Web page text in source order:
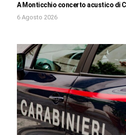
A Monticchio concerto acustico di
6 Agosto 2026